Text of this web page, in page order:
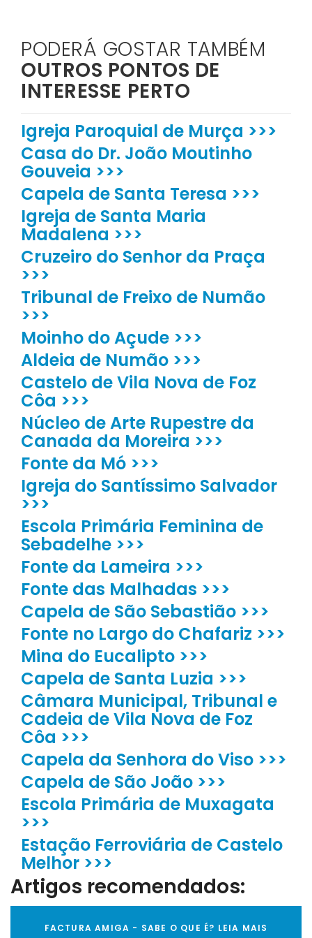
PODERÁ GOSTAR TAMBÉM
OUTROS PONTOS DE
INTERESSE PERTO
Igreja Paroquial de Murça >>>
Casa do Dr. João Moutinho
Gouveia >>>
Capela de Santa Teresa >>>
Igreja de Santa Maria
Madalena >>>
Cruzeiro do Senhor da Praça
>>>
Tribunal de Freixo de Numão
>>>
Moinho do Açude >>>
Aldeia de Numão >>>
Castelo de Vila Nova de Foz
Côa >>>
Núcleo de Arte Rupestre da
Canada da Moreira >>>
Fonte da Mó >>>
Igreja do Santíssimo Salvador
>>>
Escola Primária Feminina de
Sebadelhe >>>
Fonte da Lameira >>>
Fonte das Malhadas >>>
Capela de São Sebastião >>>
Fonte no Largo do Chafariz >>>
Mina do Eucalipto >>>
Capela de Santa Luzia >>>
Câmara Municipal, Tribunal e
Cadeia de Vila Nova de Foz
Côa >>>
Capela da Senhora do Viso >>>
Capela de São João >>>
Escola Primária de Muxagata
>>>
Estação Ferroviária de Castelo
Melhor >>>
Artigos recomendados:
FACTURA AMIGA - SABE O QUE É? LEIA MAIS